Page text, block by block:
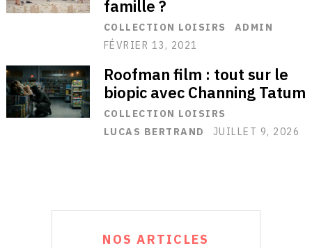
famille ?
COLLECTION LOISIRS
ADMIN
FÉVRIER 13, 2021
Roofman film : tout sur le
biopic avec Channing Tatum
COLLECTION LOISIRS
LUCAS BERTRAND
JUILLET 9, 2026
NOS ARTICLES